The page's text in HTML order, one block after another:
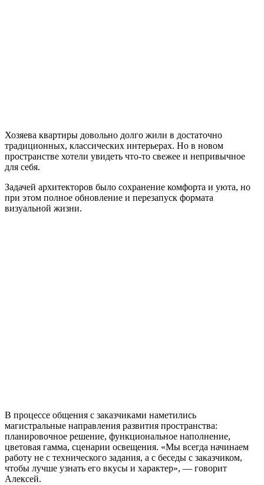
Хозяева квартиры довольно долго жили в достаточно
традиционных, классических интерьерах. Но в новом
пространстве хотели увидеть что-то свежее и непривычное
для себя.
Задачей архитекторов было сохранение комфорта и уюта, но
при этом полное обновление и перезапуск формата
визуальной жизни.
В процессе общения с заказчиками наметились
магистральные направления развития пространства:
планировочное решение, функциональное наполнение,
цветовая гамма, сценарии освещения. «Мы всегда начинаем
работу не с технического задания, а с беседы с заказчиком,
чтобы лучше узнать его вкусы и характер», — говорит
Алексей.